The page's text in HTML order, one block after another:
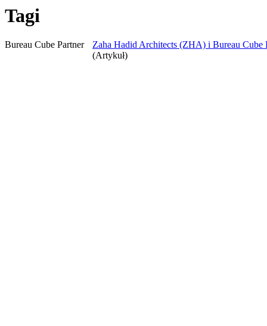
Tagi
Bureau Cube Partner
Zaha Hadid Architects (ZHA) i Bureau
(Artykuł)